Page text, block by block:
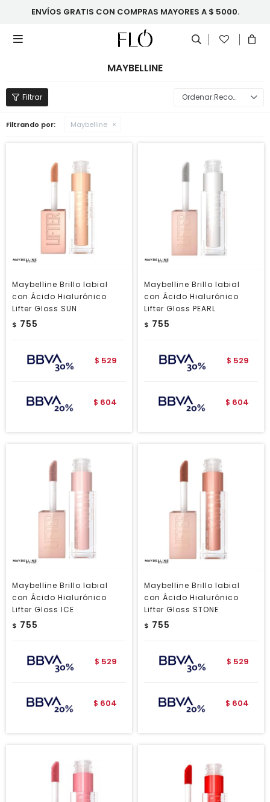
ENVÍOS GRATIS CON COMPRAS MAYORES A $ 5000.

MAYBELLINE
Recomendados
Filtrando por: Maybelline
Maybelline Brillo labial
con Ácido Hialurónico
Lifter Gloss SUN
$ 755
$ 529
$ 604
Maybelline Brillo labial
con Ácido Hialurónico
Lifter Gloss PEARL
$ 755
$ 529
$ 604
Maybelline Brillo labial
con Ácido Hialurónico
Lifter Gloss ICE
$ 755
$ 529
$ 604
Maybelline Brillo labial
con Ácido Hialurónico
Lifter Gloss STONE
$ 755
$ 529
$ 604